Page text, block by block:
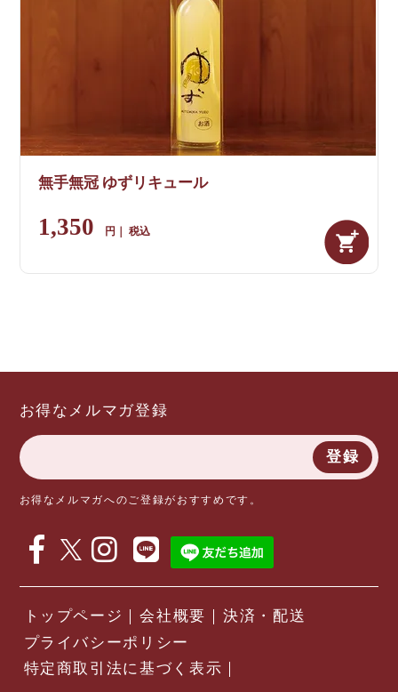
無手無冠 ゆずリキュール
1,350 税込
お得なメルマガ登録
登録
お得なメルマガへのご登録がおすすめです。
トップページ 会社概要
決済・配送
プライバシーポリシー
特定商取引法に基づく表示